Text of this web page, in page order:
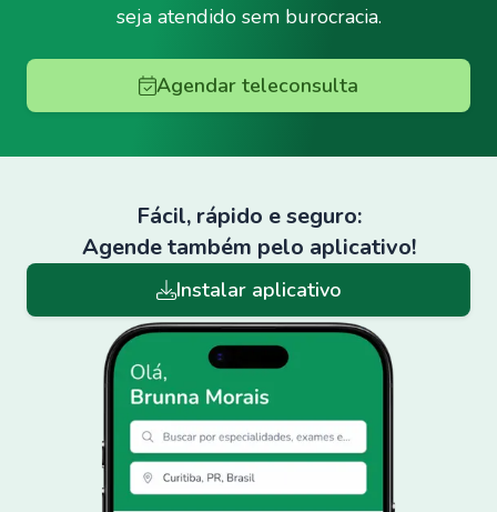
seja atendido sem burocracia.
Agendar teleconsulta
Fácil, rápido e seguro:
Agende também pelo aplicativo!
Instalar aplicativo